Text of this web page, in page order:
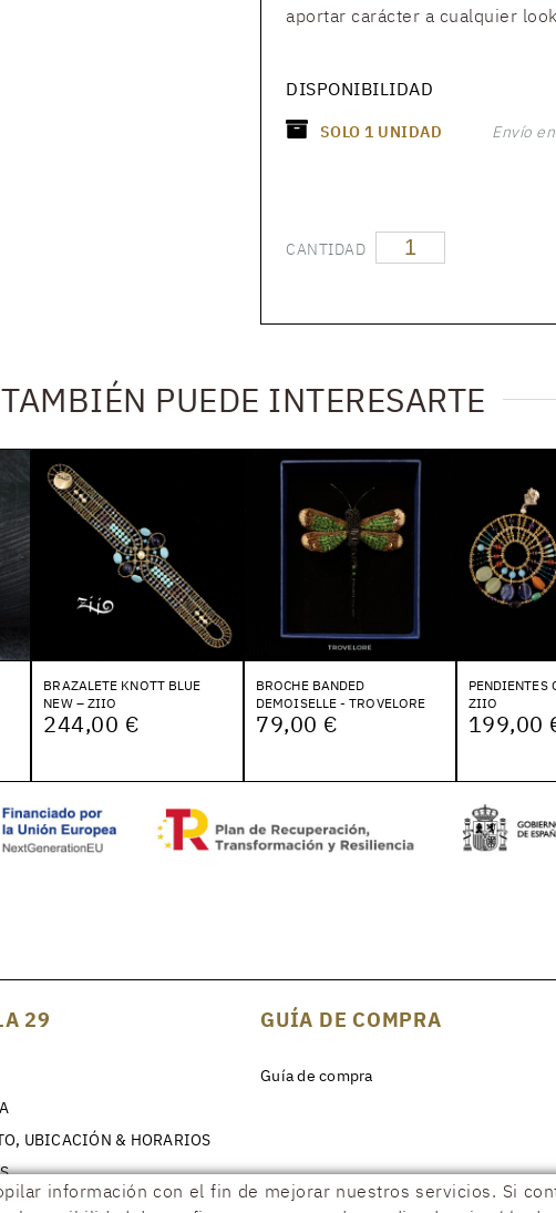
aportar carácter a cualquier
DISPONIBILIDAD
SOLO 1 UNIDAD Envío
CANTIDAD
TAMBIÉN PUEDE INTERESARTE
BRAZALETE KNOTT BLUE
NEW – ZIIO
244,00 €
BROCHE BANDED
DEMOISELLE - TROVELORE
79,00 €
PENDIENTES
ZIIO
199,00
29
UBICACIÓN & HORARIOS
GUÍA DE COMPRA
Guía de compra
información con el fin de mejorar nuestros servicios. Si